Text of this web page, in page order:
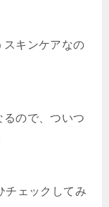
スキンケアなの
るので、ついつ
チェックしてみ